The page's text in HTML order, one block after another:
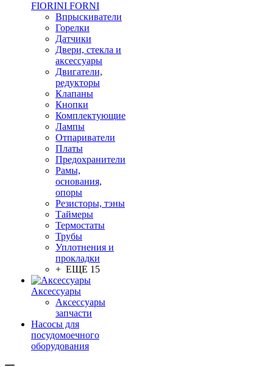
FIORINI FORNI
Впрыскиватели
Горелки
Датчики
Двери, стекла и
аксессуары
Двигатели,
редукторы
Клапаны
Кнопки
Комплектующие
Лампы
Отпариватели
Платы
Предохранители
Рамы,
основания,
опоры
Резисторы, тэны
Таймеры
Термостаты
Трубы
Уплотнения и
прокладки
+ ЕЩЕ 15
Аксессуары
Аксессуары
запчасти
Насосы для
посудомоечного
оборудования